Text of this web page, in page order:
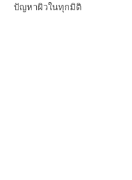
ปัญหาผิวในทุกมิติ